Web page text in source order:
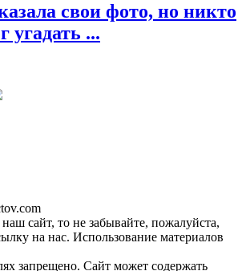
свои фото, но никто
угадать ...
сайт, то не забывайте, пожалуйста,
на нас. Использование материалов
запрещено. Сайт может содержать